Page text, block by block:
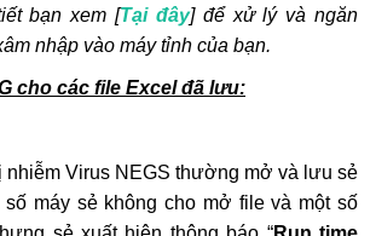
1.1 Cài đặt phần mềm DỰ TOÁN BNSC
Khắc Tiệp 0981757527 10 Thg 6, 2025
2.56 Hướng dẫn xác định Chi phí chung
trên DỰ TOÁN BNSC
Khắc Tiệp 0981757527 7 Thg 2, 2020 0 142
bạn xem [Tại đây] để xử lý và ngăn
nhập vào máy tỉnh của bạn.
cho các file Excel đã lưu:
nhiễm Virus NEGS thường mở và lưu sẻ
số máy sẻ không cho mở file và một số